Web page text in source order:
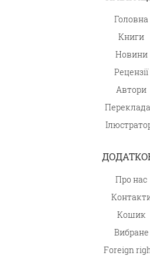
Головна
Книги
Новини
Рецензії
Автори
Про нас
Кошик
Вибране
Foreign